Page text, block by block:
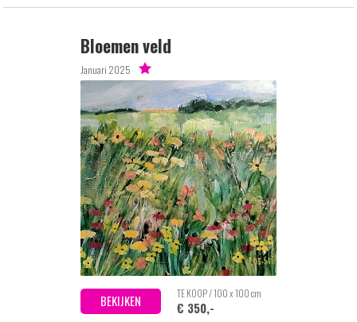
Bloemen veld
Januari 2025
BEKIJKEN TE KOOP / 100 x 100 cm
€ 350,-